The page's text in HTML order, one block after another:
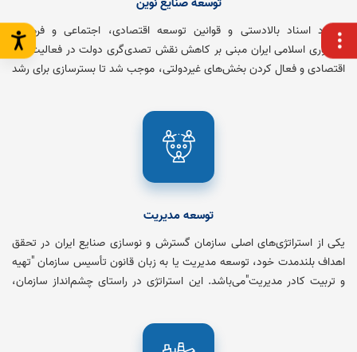
رویکرد اسناد بالادستی و قوانین توسعه اقتصادی، اجتماعی و فرهنگی
جمهوری اسلامی ایران مبنی بر کاهش نقش تصدی‌گری دولت در فعالیت‌های
اقتصادی و فعال کردن بخش‌های غیردولتی، موجب شد تا بسترسازی برای رشد
توسعه مدیریت
یکی از استراتژی‌های اصلی سازمان گسترش و نوسازی صنایع ایران در تحقق
اهداف بلندمدت خود، توسعه مدیریت یا به زبان قانون تأسیس سازمان "تهیه
و تربیت کادر مدیریت"می‌باشد. این استراتژی در راستای چشم‌انداز سازمان،